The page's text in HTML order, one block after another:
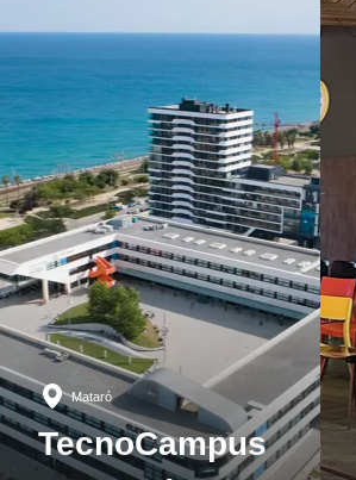
Mataró
TecnoCampus